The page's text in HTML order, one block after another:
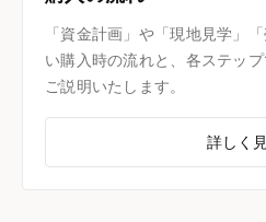
「資金計画」や「現地見学」
い購入時の流れと、各ステッ
ご説明いたします。
詳しく